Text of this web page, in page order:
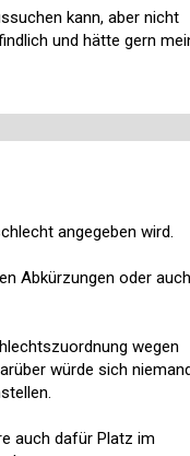
kann, aber nicht
und hätte gern
angegeben wird.
Abkürzungen oder auch
wegen
würde sich
auch dafür Platz im